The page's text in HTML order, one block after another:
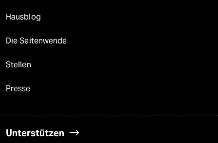
Hausblog
Die Seitenwende
Stellen
Presse
Unterstützen